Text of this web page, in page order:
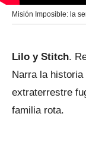
Misión Imposible: la
Lilo y Stitch.
Narra la
extraterrestre
familia rota.